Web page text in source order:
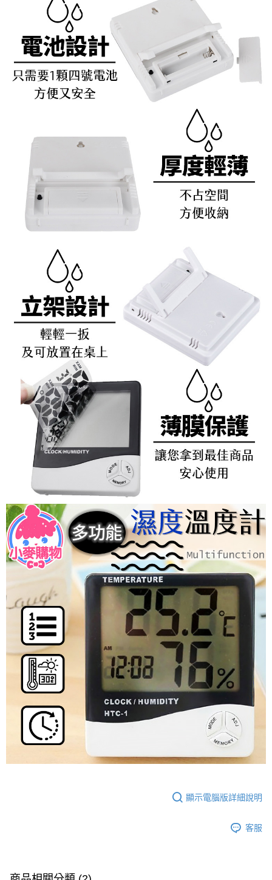
顯示電腦版詳細說明
客服